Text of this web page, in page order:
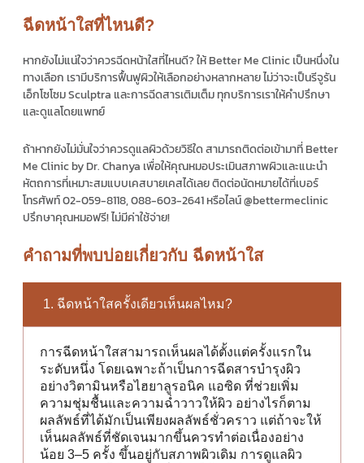
ฉีดหน้าใสที่ไหนดี?
หากยังไม่แน่ใจว่าควรฉีดหน้าใสที่ไหนดี? ให้ Better Me Clinic เป็นหนึ่งใน
ทางเลือก เรามีบริการฟื้นฟูผิวให้เลือกอย่างหลากหลาย ไม่ว่าจะเป็นรีจูรัน
เอ็กโซโซม Sculptra และการฉีดสารเติมเต็ม ทุกบริการเราให้คำปรึกษา
และดูแลโดยแพทย์
ถ้าหากยังไม่มั่นใจว่าควรดูแลผิวด้วยวิธีใด สามารถติดต่อเข้ามาที่ Better
Me Clinic by Dr. Chanya เพื่อให้คุณหมอประเมินสภาพผิวและแนะนำ
หัตถการที่เหมาะสมแบบเคสบายเคสได้เลย ติดต่อนัดหมายได้ที่เบอร์
โทรศัพท์ 02-059-8118, 088-603-2641 หรือไลน์ @bettermeclinic
ปรึกษาคุณหมอฟรี! ไม่มีค่าใช้จ่าย!
คำถามที่พบบ่อยเกี่ยวกับ ฉีดหน้าใส
1. ฉีดหน้าใสครั้งเดียวเห็นผลไหม?
การฉีดหน้าใสสามารถเห็นผลได้ตั้งแต่ครั้งแรกใน
ระดับหนึ่ง โดยเฉพาะถ้าเป็นการฉีดสารบำรุงผิว
อย่างวิตามินหรือไฮยาลูรอนิค แอซิด ที่ช่วยเพิ่ม
ความชุ่มชื้นและความฉ่ำวาวให้ผิว อย่างไรก็ตาม
ผลลัพธ์ที่ได้มักเป็นเพียงผลลัพธ์ชั่วคราว แต่ถ้าจะให้
เห็นผลลัพธ์ที่ชัดเจนมากขึ้นควรทำต่อเนื่องอย่าง
น้อย 3–5 ครั้ง ขึ้นอยู่กับสภาพผิวเดิม การดูแลผิว